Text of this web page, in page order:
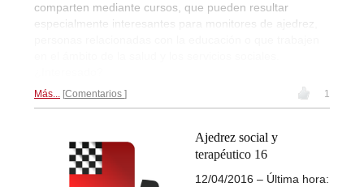
comparten mediante cursos, que pueden resultar
especialmente interesantes para monitores de ajedrez,
Más... Comentarios 1
Ajedrez social y
terapéutico 16
12/04/2016 – Última hora: